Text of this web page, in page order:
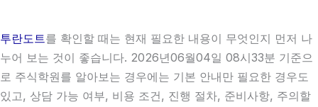
투란도트를 확인할 때는 현재 필요한 내용이 무엇인지 먼저 나
누어 보는 것이 좋습니다. 2026년06월04일 08시33분 기준으
로 주식학원를 알아보는 경우에는 기본 안내만 필요한 경우도
있고, 상담 가능 여부, 비용 조건, 진행 절차, 준비사항, 주의할